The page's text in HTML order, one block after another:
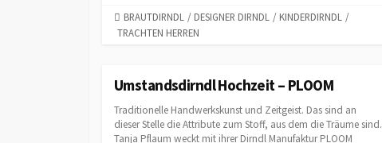
C
A
G
R
I
BRAUTDIRNDL / DESIGNER DIRNDL / KINDERDIRNDL /
TRACHTEN HERREN
Umstandsdirndl Hochzeit – PLOOM
Traditionelle Handwerkskunst und Zeitgeist. Das sind an
dieser Stelle die Attribute zum Stoff, aus dem die Träume sind.
Tanja Pflaum weckt mit ihrer Dirndl Manufaktur PLOOM